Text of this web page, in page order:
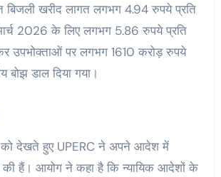
बिजली खरीद लागत लगभग 4.94 रुपये प्रति
2026 के लिए लगभग 5.86 रुपये प्रति
उपभोक्ताओं पर लगभग 1610 करोड़ रुपये
बोझ डाल दिया गया।
को देखते हुए UPERC ने अपने आदेश में
की हैं। आयोग ने कहा है कि न्यायिक आदेशों के